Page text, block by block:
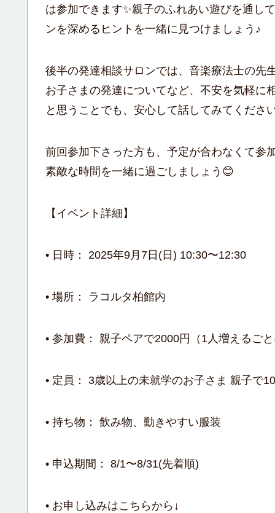
は参加できます✨親子のふれあい遊びを通し
ンを深めるヒントを一緒に見つけましょう♪​
後半の発達相談サロンでは、音楽療法士の先
お子さまの発達についてなど、不安を気軽に
と思うことでも、安心して話してみてくださ
前回参加下さった方も、予定が合わなくて参
素敵な時間を一緒に過ごしましょう😊
​【イベント詳細】
• ​日時： 2025年9月7日(日) 10:30〜12:30
• ​場所： ラコルタ柏館内
• ​参加費： 親子ペアで2000円（1人増えるご
• ​定員： 3歳以上の未就学のお子さま 親子で
• ​持ち物： 飲み物、動きやすい服装
• ​申込期間： 8/1〜8/31(先着順)
• ​お申し込みはこちらから↓